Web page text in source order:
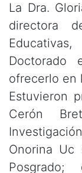
La Dra.
directora
Doctorado
ofrecerlo en
Estuvieron
Cerón
Onorina
Posgrado;